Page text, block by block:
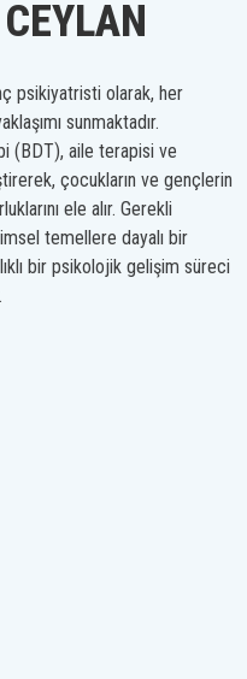
psikiyatristi olarak, her
sunmaktadır.
(BDT), aile terapisi ve
çocukların ve gençlerin
ele alır. Gerekli
temellere dayalı bir
bir psikolojik gelişim süreci